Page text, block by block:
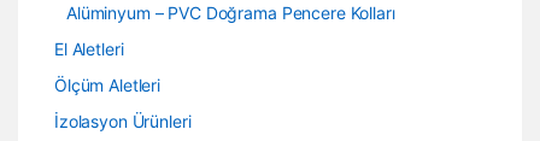
Alüminyum – PVC Doğrama Pencere Kolları
El Aletleri
Ölçüm Aletleri
İzolasyon Ürünleri